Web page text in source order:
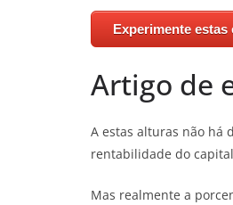
Experimente
Artigo de
A estas alturas não há
rentabilidade do
Mas realmente a